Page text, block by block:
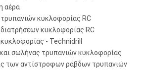
αέρα
κυκλοφορίας RC
κυκλοφορίας RC
- Technidrill
σωλήνας τρυπανιών κυκλοφορίας
των αντίστροφων ράβδων τρυπανιών